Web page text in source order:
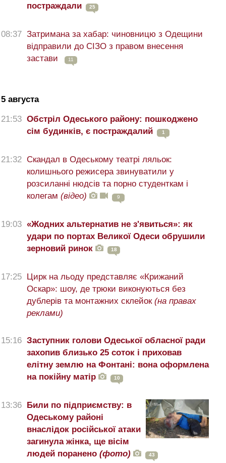
постраждали
25
08:37 Затримана за хабар: чиновницю з Одещини
відправили до СІЗО з правом внесення
застави
11
5 августа
21:53 Обстріл Одеського району: пошкоджено
сім будинків, є постраждалий
1
21:32 Скандал в Одеському театрі ляльок:
колишнього режисера звинуватили у
розсиланні нюдсів та порно студенткам і
колегам (відео) 9
19:03 «Жодних альтернатив не з'явиться»: як
удари по портах Великої Одеси обрушили
зерновий ринок
18
17:25 Цирк на льоду представляє «Крижаний
Оскар»: шоу, де трюки виконуються без
дублерів та монтажних склейок (на правах
реклами)
15:16 Заступник голови Одеської обласної ради
захопив близько 25 соток і приховав
елітну землю на Фонтані: вона оформлена
на покійну матір
10
13:36 Били по підприємству: в
Одеському районі
внаслідок російської атаки
загинула жінка, ще вісім
людей поранено (фото) 43